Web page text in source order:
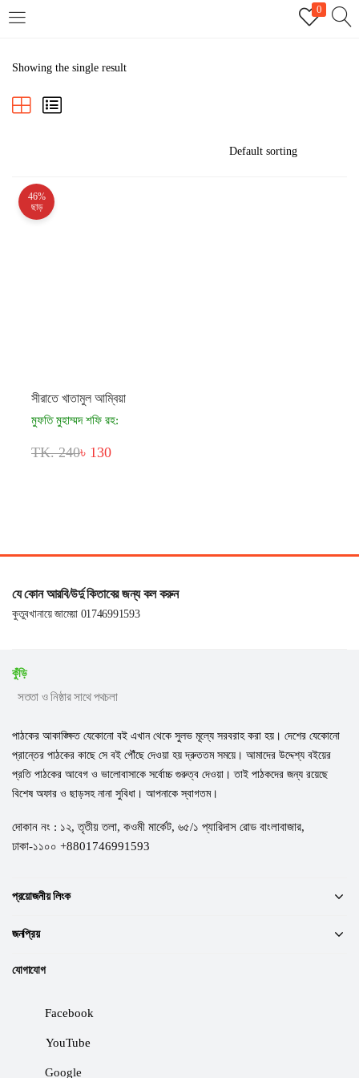
0
REGISTER
Showing the single result
46%
ছাড়
সীরাতে খাতামুল আম্বিয়া
মুফতি মুহাম্মদ শফি রহ:
TK. 240৳ 130
যে কোন আরবি/উর্দু কিতাবের জন্য কল করুন
কুতুবখানায়ে জামেয়া 01746991593
কুঁড়ি
সততা ও নিষ্ঠার সাথে পথচলা
পাঠকের আকাঙ্ক্ষিত যেকোনো বই এখান থেকে সুলভ মূল্যে সরবরাহ করা হয়। দেশের যেকোনো
প্রান্তের পাঠকের কাছে সে বই পৌঁছে দেওয়া হয় দ্রুততম সময়ে। আমাদের উদ্দেশ্য বইয়ের
প্রতি পাঠকের আবেগ ও ভালোবাসাকে সর্বোচ্চ গুরুত্ব দেওয়া। তাই পাঠকদের জন্য রয়েছে
বিশেষ অফার ও ছাড়সহ নানা সুবিধা। আপনাকে স্বাগতম।
দোকান নং : ১২, তৃতীয় তলা, কওমী মার্কেট, ৬৫/১ প্যারিদাস রোড বাংলাবাজার,
ঢাকা-১১০০ +8801746991593
প্রয়োজনীয় লিংক
জনপ্রিয়
যোগাযোগ
Facebook
YouTube
Google